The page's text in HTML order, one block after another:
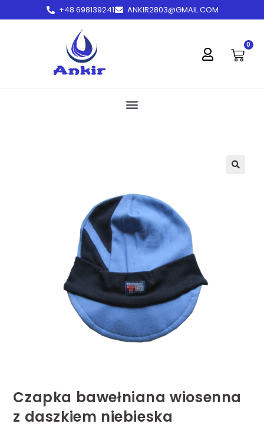
+48 698139241 ANKIR2803@GMAIL.COM
0
Czapka bawełniana wiosenna
z daszkiem niebieska